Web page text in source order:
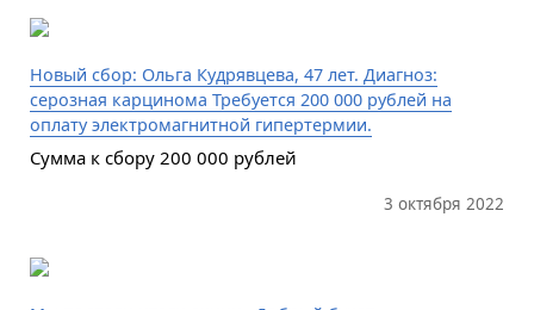
Новый сбор: Ольга Кудрявцева, 47 лет. Диагноз:
серозная карцинома Требуется 200 000 рублей на
оплату электромагнитной гипертермии.
Сумма к сбору 200 000 рублей
3 октября 2022